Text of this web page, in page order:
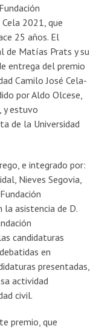
2021, que
25 años. El
de Matías Prats y su
entrega del premio
Camilo José Cela-
por Aldo Olcese,
y estuvo
de la Universidad
e integrado por:
Nieves Segovia,
la asistencia de D.
candidaturas
en
presentadas,
actividad
civil.
premio, que